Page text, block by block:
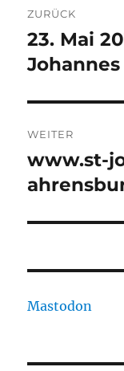
ZURÜCK
Vorheriger
Beitrag:
23. Mai
Johannes
WEITER
Nächster
Beitrag:
www.st-
Mastodon